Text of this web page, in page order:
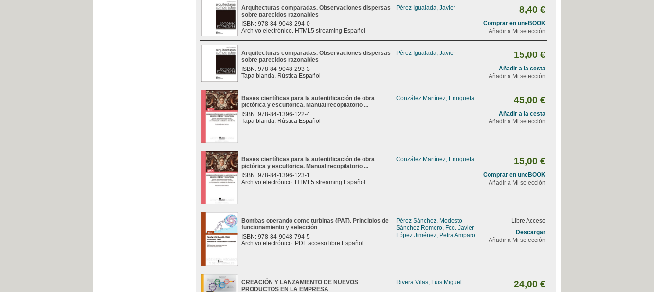
Arquitecturas comparadas. Observaciones dispersas
sobre parecidos razonables
ISBN: 978-84-9048-294-0
Archivo electrónico. HTML5 streaming Español
Pérez Igualada, Javier 8,40 €
Comprar en uneBOOK
Añadir a Mi selección
Arquitecturas comparadas. Observaciones dispersas
sobre parecidos razonables
ISBN: 978-84-9048-293-3
Tapa blanda. Rústica Español
Pérez Igualada, Javier 15,00 €
Añadir a la cesta
Añadir a Mi selección
Bases científicas para la autentificación de obra
pictórica y escultórica. Manual recopilatorio ...
ISBN: 978-84-1396-122-4
Tapa blanda. Rústica Español
González Martínez, Enriqueta 45,00 €
Añadir a la cesta
Añadir a Mi selección
Bases científicas para la autentificación de obra
pictórica y escultórica. Manual recopilatorio ...
ISBN: 978-84-1396-123-1
Archivo electrónico. HTML5 streaming Español
González Martínez, Enriqueta 15,00 €
Comprar en uneBOOK
Añadir a Mi selección
Bombas operando como turbinas (PAT). Principios de
funcionamiento y selección
ISBN: 978-84-9048-794-5
Archivo electrónico. PDF acceso libre Español
Pérez Sánchez, Modesto
Sánchez Romero, Fco. Javier
López Jiménez, Petra Amparo
...
Libre Acceso
Descargar
Añadir a Mi selección
CREACIÓN Y LANZAMIENTO DE NUEVOS
PRODUCTOS EN LA EMPRESA
Rivera Vilas, Luis Miguel 24,00 €